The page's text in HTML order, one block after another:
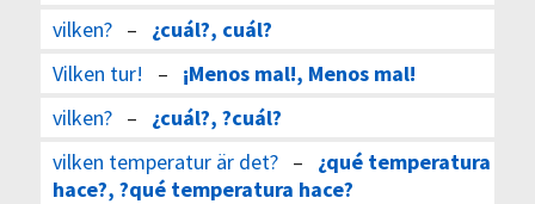
vilken?– ¿cuál?, cuál?
Vilken tur! – ¡Menos mal!, Menos mal!
vilken?– ¿cuál?, ?cuál?
vilken temperatur är det?– ¿qué temperatura
hace?, ?qué temperatura hace?